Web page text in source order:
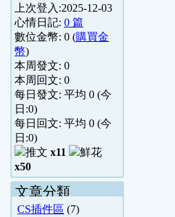
上次登入:2025-12-03
心情日記: 0 篇
數位金幣: 0 (購買金
幣)
本周發文: 0
本周回文: 0
每日發文: 平均 0 (今
日:0)
每日回文: 平均 0 (今
日:0)
x11
x50
文章分類
CS插件區 (7)